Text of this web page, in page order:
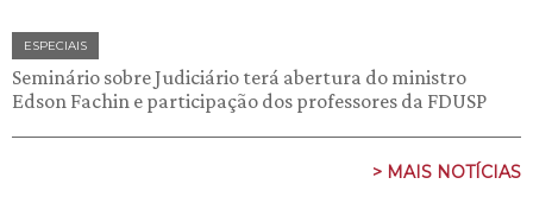
ESPECIAIS
Seminário sobre Judiciário terá abertura do ministro
Edson Fachin e participação dos professores da FDUSP
> MAIS NOTÍCIAS